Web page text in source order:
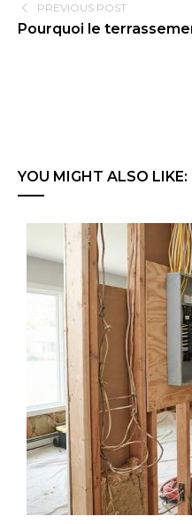
PREVIOUS POST
Pourquoi le
YOU MIGHT ALSO LIKE: